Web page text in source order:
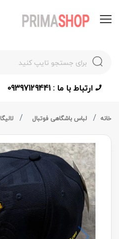
ارتباط با ما : 09397129441
خانه لباس باشگاهی فوتبال لالیگا